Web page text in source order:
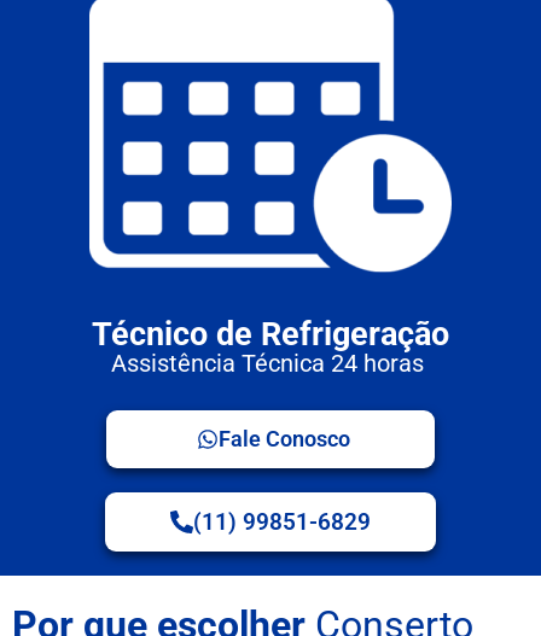
Técnico de Refrigeração
Assistência Técnica 24 horas
Fale Conosco
(11) 99851-6829
Por que escolher Conserto